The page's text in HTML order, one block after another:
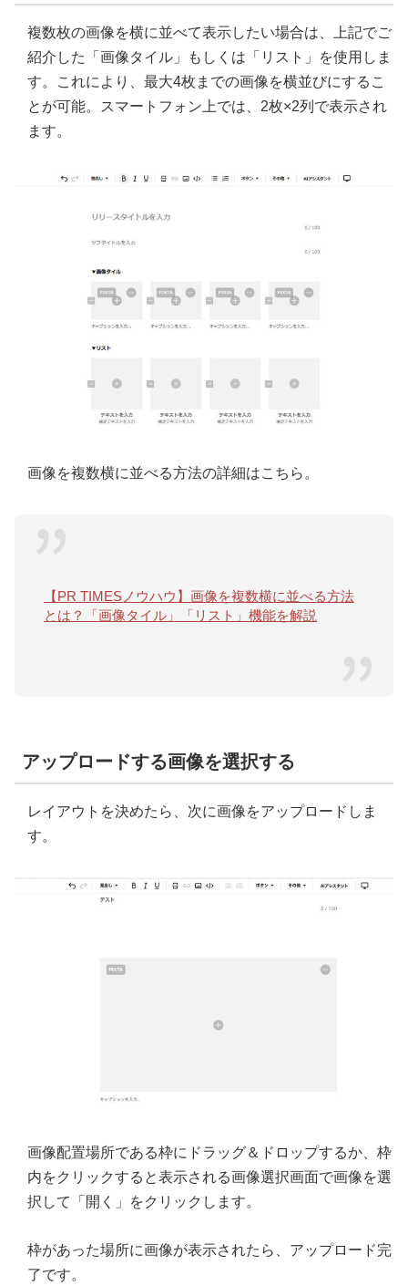
複数枚の画像を横に並べて表示したい場合は、上記でご
紹介した「画像タイル」もしくは「リスト」を使用しま
す。これにより、最大4枚までの画像を横並びにするこ
とが可能。スマートフォン上では、2枚×2列で表示され
ます。
画像を複数横に並べる方法の詳細はこちら。
【PR TIMESノウハウ】画像を複数横に並べる方法
とは？「画像タイル」「リスト」機能を解説
アップロードする画像を選択する
レイアウトを決めたら、次に画像をアップロードしま
す。
画像配置場所である枠にドラッグ＆ドロップするか、枠
内をクリックすると表示される画像選択画面で画像を選
択して「開く」をクリックします。
枠があった場所に画像が表示されたら、アップロード完
了です。